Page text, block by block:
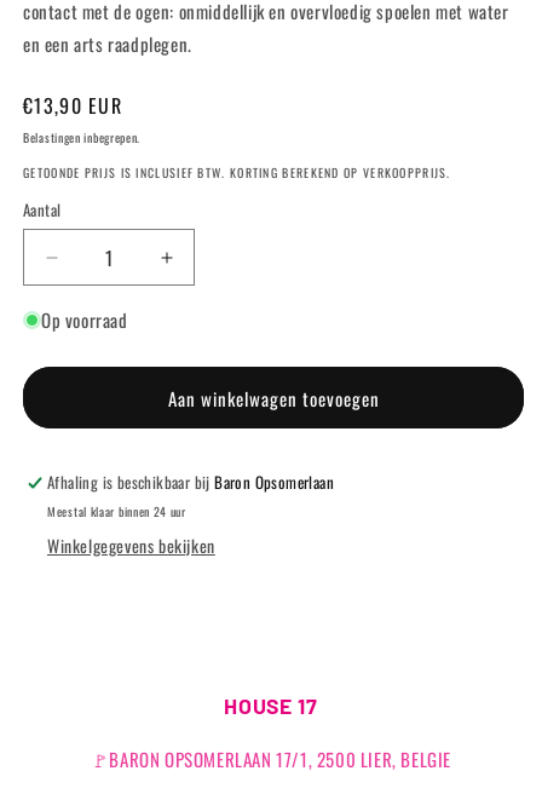
contact met de ogen: onmiddellijk en overvloedig spoelen met water
en een arts raadplegen.
Normale
prijs
€13,90 EUR
Belastingen inbegrepen.
GETOONDE PRIJS IS INCLUSIEF BTW. KORTING BEREKEND OP VERKOOPPRIJS.
Aantal
Aantal
verlagen
voor
GEL
Aantal
verhogen
GEL
-
Op voorraad
Aan winkelwagen toevoegen
Afhaling is beschikbaar bijBaron Opsomerlaan
Meestal klaar binnen 24 uur
Winkelgegevens bekijken
HOUSE 17
🚩BARON OPSOMERLAAN 17/1, 2500 LIER, BELGIE